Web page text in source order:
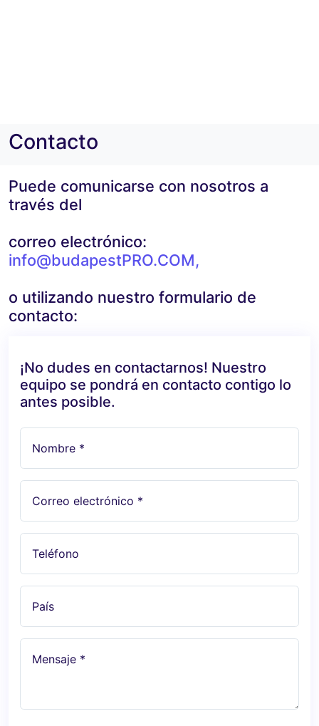
Contacto
Puede comunicarse con nosotros a
través del
correo electrónico:
info@budapestPRO.COM,
o utilizando nuestro formulario de
contacto:
¡No dudes en contactarnos! Nuestro
equipo se pondrá en contacto contigo lo
antes posible.
Nombre *
Correo electrónico *
Teléfono
País
Mensaje *